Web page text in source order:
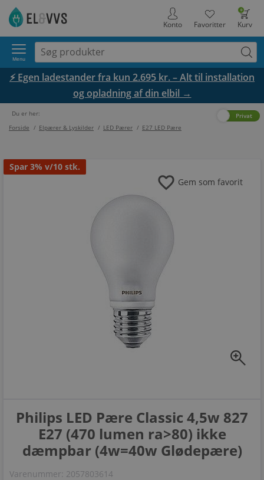
0
Kurv
Favoritter
Konto
Menu
⚡ Egen ladestander fra kun 2.695 kr. – Alt til installation
og opladning af din elbil →
Du er her:
Forside / Elpærer & Lyskilder / LED Pærer / E27 LED Pære
Privat
Spar 3% v/10 stk.
zoom_in
favorite Gem som favorit
Philips LED Pære Classic 4,5w 827
E27 (470 lumen ra>80) ikke
dæmpbar (4w=40w Glødepære)
Varenummer: 2057803614